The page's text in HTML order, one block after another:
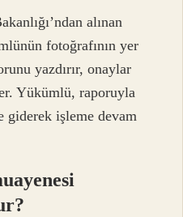
alınan
fotoğrafının yer
yazdırır, onaylar
Yükümlü, raporuyla
giderek işleme devam